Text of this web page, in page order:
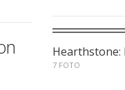
Hearthstone:
7 FOTO